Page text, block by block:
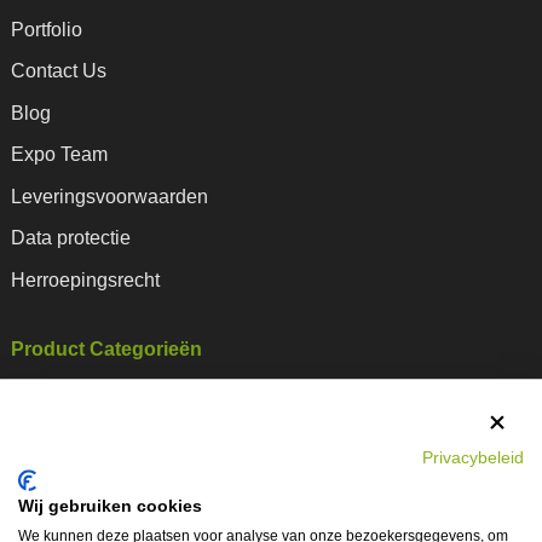
Portfolio
Contact Us
Blog
Expo Team
Leveringsvoorwaarden
Data protectie
Herroepingsrecht
Product Categorieën
Mobiele Beursstands
Beursstand Accessoires
Privacybeleid
Wij gebruiken cookies
We kunnen deze plaatsen voor analyse van onze bezoekersgegevens, om